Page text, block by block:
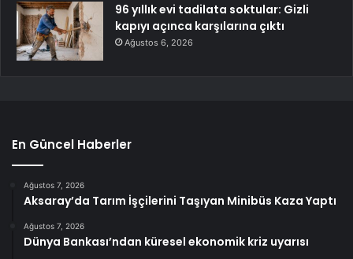
96 yıllık evi tadilata soktular: Gizli
kapıyı açınca karşılarına çıktı
Ağustos 6, 2026
En Güncel Haberler
Ağustos 7, 2026
Aksaray’da Tarım İşçilerini Taşıyan Minibüs Kaza Yaptı
Ağustos 7, 2026
Dünya Bankası’ndan küresel ekonomik kriz uyarısı